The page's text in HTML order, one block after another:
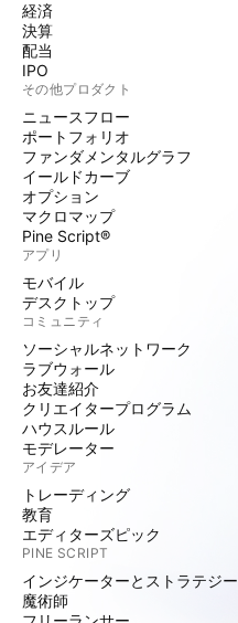
経済
決算
配当
IPO
その他プロダクト
ニュースフロー
ポートフォリオ
ファンダメンタルグラフ
イールドカーブ
オプション
マクロマップ
Pine Script®
アプリ
モバイル
デスクトップ
コミュニティ
ソーシャルネットワーク
ラブウォール
お友達紹介
クリエイタープログラム
ハウスルール
モデレーター
アイデア
トレーディング
教育
エディターズピック
PINE SCRIPT
インジケーターとストラテジー
魔術師